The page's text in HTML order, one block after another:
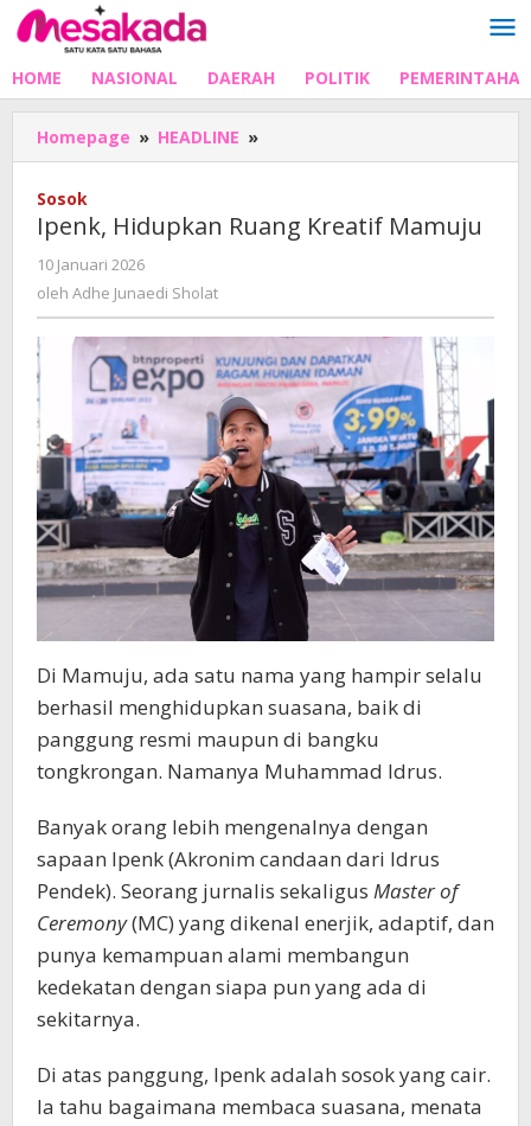
Lewati
ke
HOME NASIONAL DAERAH POLITIK
Homepage » HEADLINE »
Hidupkan
Mamuju
Sosok
Ipenk, Hidupkan Ruang Kreatif Mamuju
10 Januari 2026
Adhe
oleh Adhe Junaedi Sholat
Di Mamuju, ada satu nama yang hampir selalu
berhasil menghidupkan suasana, baik di
panggung resmi maupun di bangku
tongkrongan. Namanya Muhammad Idrus.
Banyak orang lebih mengenalnya dengan
sapaan Ipenk (Akronim candaan dari Idrus
Pendek). Seorang jurnalis sekaligus Master of
Ceremony(MC) yang dikenal enerjik, adaptif, dan
punya kemampuan alami membangun
kedekatan dengan siapa pun yang ada di
sekitarnya.
Di atas panggung, Ipenk adalah sosok yang cair.
Ia tahu bagaimana membaca suasana, menata